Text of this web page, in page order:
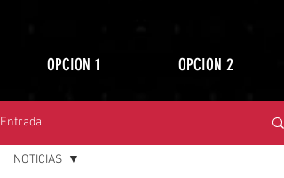
OPCION 1 OPCION 2
Entrada
NOTICIAS